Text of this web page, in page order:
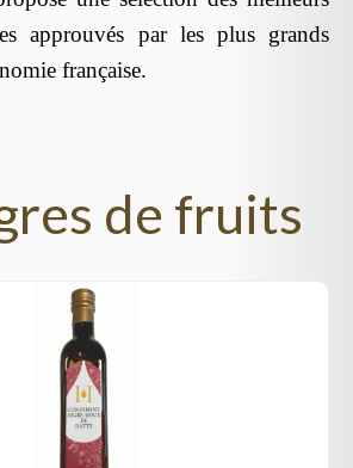
approuvés par les plus grands
française.
de fruits